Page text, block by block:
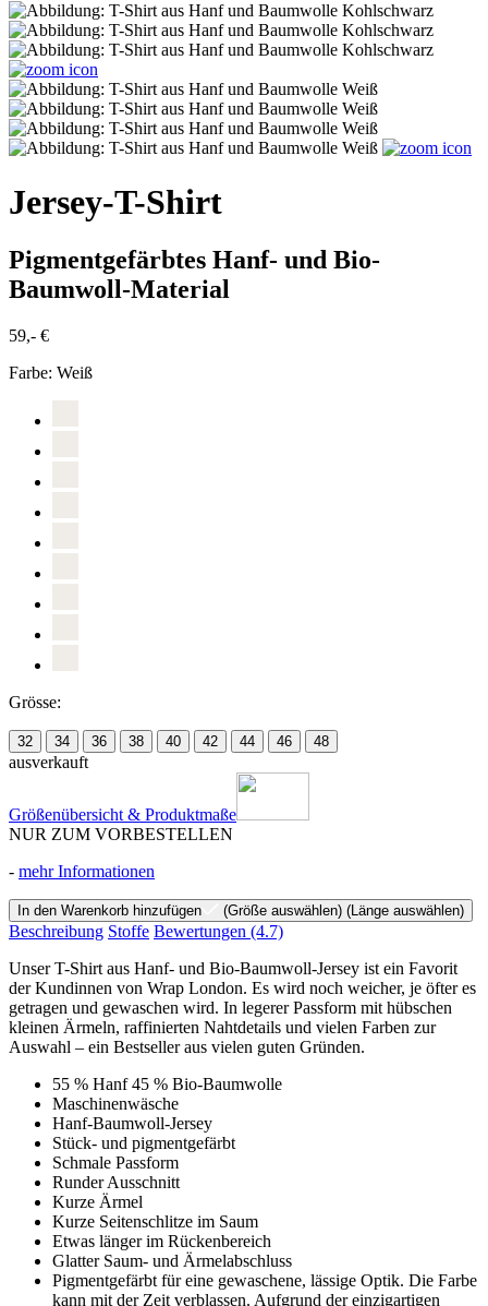
Jersey-T-Shirt
Pigmentgefärbtes Hanf- und Bio-
Baumwoll-Material
59,- €
Farbe: Weiß
Grösse:
32 34 36 38 40 42 44 46 48
ausverkauft
Größenübersicht & Produktmaße
NUR ZUM VORBESTELLEN
- mehr Informationen
In den Warenkorb hinzufügen (Größe auswählen) (Länge auswählen)
Beschreibung Stoffe Bewertungen (4.7)
Unser T-Shirt aus Hanf- und Bio-Baumwoll-Jersey ist ein Favorit
der Kundinnen von Wrap London. Es wird noch weicher, je öfter es
getragen und gewaschen wird. In legerer Passform mit hübschen
kleinen Ärmeln, raffinierten Nahtdetails und vielen Farben zur
Auswahl – ein Bestseller aus vielen guten Gründen.
55 % Hanf 45 % Bio-Baumwolle
Maschinenwäsche
Hanf-Baumwoll-Jersey
Stück- und pigmentgefärbt
Schmale Passform
Runder Ausschnitt
Kurze Ärmel
Kurze Seitenschlitze im Saum
Etwas länger im Rückenbereich
Glatter Saum- und Ärmelabschluss
Pigmentgefärbt für eine gewaschene, lässige Optik. Die Farbe
kann mit der Zeit verblassen. Aufgrund der einzigartigen